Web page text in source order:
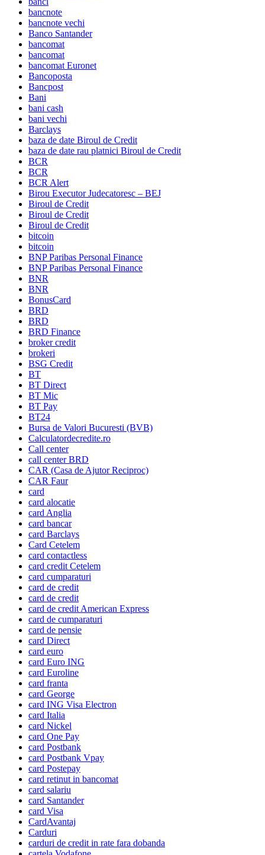
bancnote
bancnote vechi
Banco Santander
bancomat
bancomat
bancomat Euronet
Bancoposta
Bancpost
Bani
bani cash
bani vechi
Barclays
baza de date Biroul de Credit
baza de date rau platnici Biroul de Credit
BCR
BCR
BCR Alert
Birou Executor Judecatoresc – BEJ
Biroul de Credit
Biroul de Credit
Biroul de Credit
bitcoin
bitcoin
BNP Paribas Personal Finance
BNP Paribas Personal Finance
BNR
BNR
BonusCard
BRD
BRD
BRD Finance
broker credit
brokeri
BSG Credit
BT
BT Direct
BT Mic
BT Pay
BT24
Bursa de Valori Bucuresti (BVB)
Calculatordecredite.ro
Call center
call center BRD
CAR (Casa de Ajutor Reciproc)
CAR Faur
card
card alocatie
card Anglia
card bancar
card Barclays
Card Cetelem
card contactless
card credit Cetelem
card cumparaturi
card de credit
card de credit
card de credit American Express
card de cumparaturi
card de pensie
card Direct
card euro
card Euro ING
card Euroline
card franta
card George
card ING Visa Electron
card Italia
card Nickel
card One Pay
card Postbank
card Postbank Vpay
card Postepay
card retinut in bancomat
card salariu
card Santander
card Visa
CardAvantaj
Carduri
carduri de credit in rate fara dobanda